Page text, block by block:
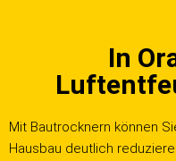
In
Mit Bautrocknern können
Hausbau deutlich